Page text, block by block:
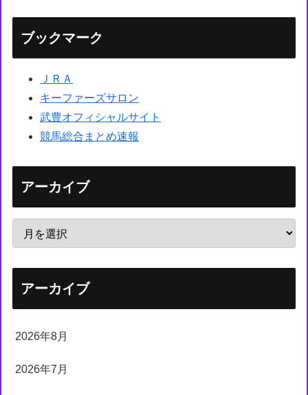
ブックマーク
ＪＲＡ
キーファーズサロン
武豊オフィシャルサイト
競馬総合まとめ速報
アーカイブ
アーカイブ
2026年8月
2026年7月